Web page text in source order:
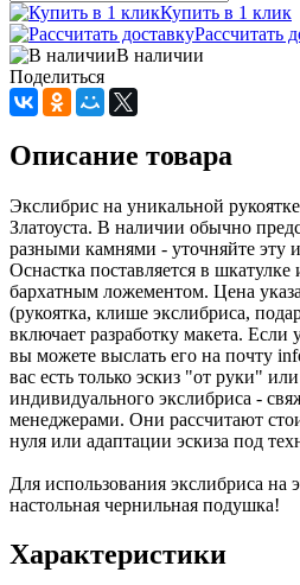
Купить в 1 клик
Рассчитать
В наличии
Поделиться
Описание товара
Экслибрис на уникальной
Златоуста. В наличии обычно
разными камнями - уточняйте эту
Оснастка поставляется в шкатулке
бархатным ложементом. Цена
(рукоятка, клише экслибриса,
включает разработку макета. Если
вы можете выслать его на почту
вас есть только эскиз "от руки"
индивидуального экслибриса -
менеджерами. Они рассчитают
нуля или адаптации эскиза под
Для использования экслибриса на
настольная чернильная подушка!
Характеристики